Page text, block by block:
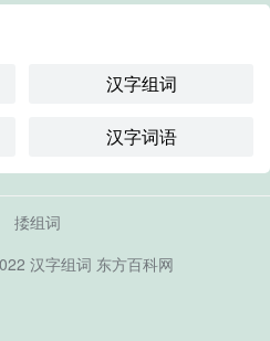
汉字组词
汉字词语
捼组词
汉字组词 东方百科网